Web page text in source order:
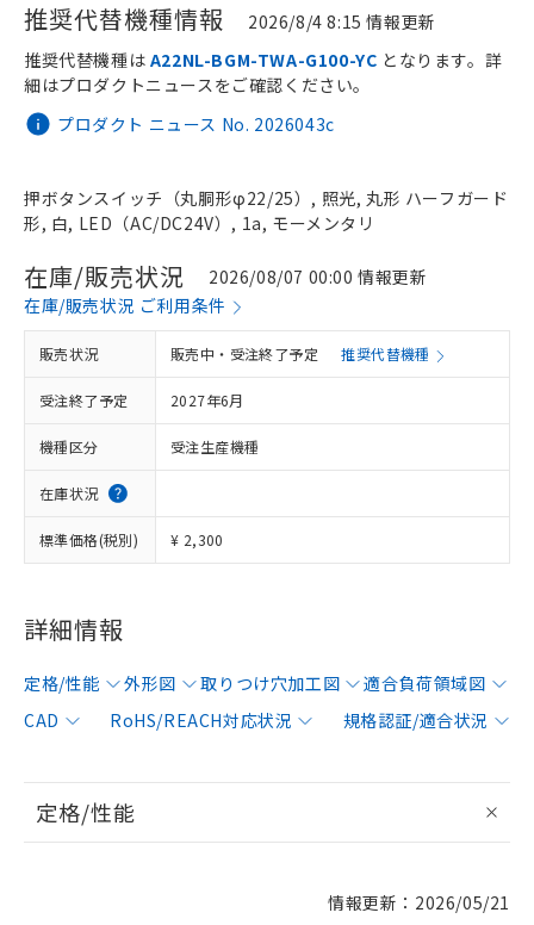
推奨代替機種情報
2026/8/4 8:15 情報更新
プロダクト ニュース No. 2026043c
推奨代替機種は A22NL-BGM-TWA-G100-YC となります。詳
細はプロダクトニュースをご確認ください。
押ボタンスイッチ（丸胴形φ22/25）, 照光, 丸形 ハーフガード
形, 白, LED（AC/DC24V）, 1a, モーメンタリ
在庫/販売状況
2026/08/07 00:00 情報更新
在庫/販売状況 ご利用条件
販売状況 販売中・受注終了予定 推奨代替機種
受注終了予定 2027年6月
機種区分 受注生産機種
在庫状況
標準価格(税別) ¥ 2,300
詳細情報
定格/性能 外形図 取りつけ穴加工図
適合負荷領域図
CAD
RoHS/REACH対応状況 規格認証/適合状況
定格/性能
情報更新：2026/05/21